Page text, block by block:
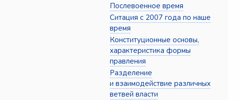
Послевоенное время
Ситация с 2007 года по наше
время
Конституционные основы,
характеристика формы
правления
Разделение
и взаимодействие различных
ветвей власти